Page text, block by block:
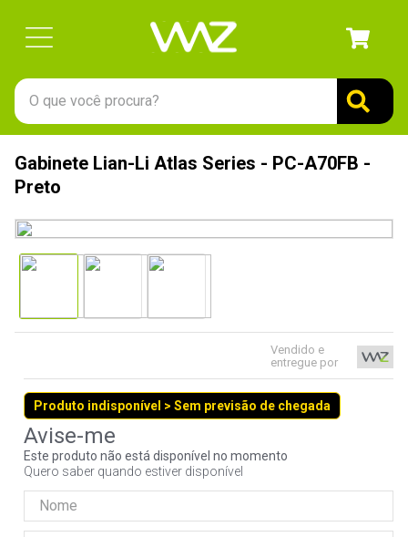
O que você procura?
Gabinete Lian-Li Atlas Series - PC-A70FB -
Preto
Vendido e
entregue por
Produto indisponível > Sem previsão de chegada
Este produto não está disponível no momento
Quero saber quando estiver disponível
1º
gabinete
3º
teclado
6º
jonsbo
8º
controle
10º ventoinha